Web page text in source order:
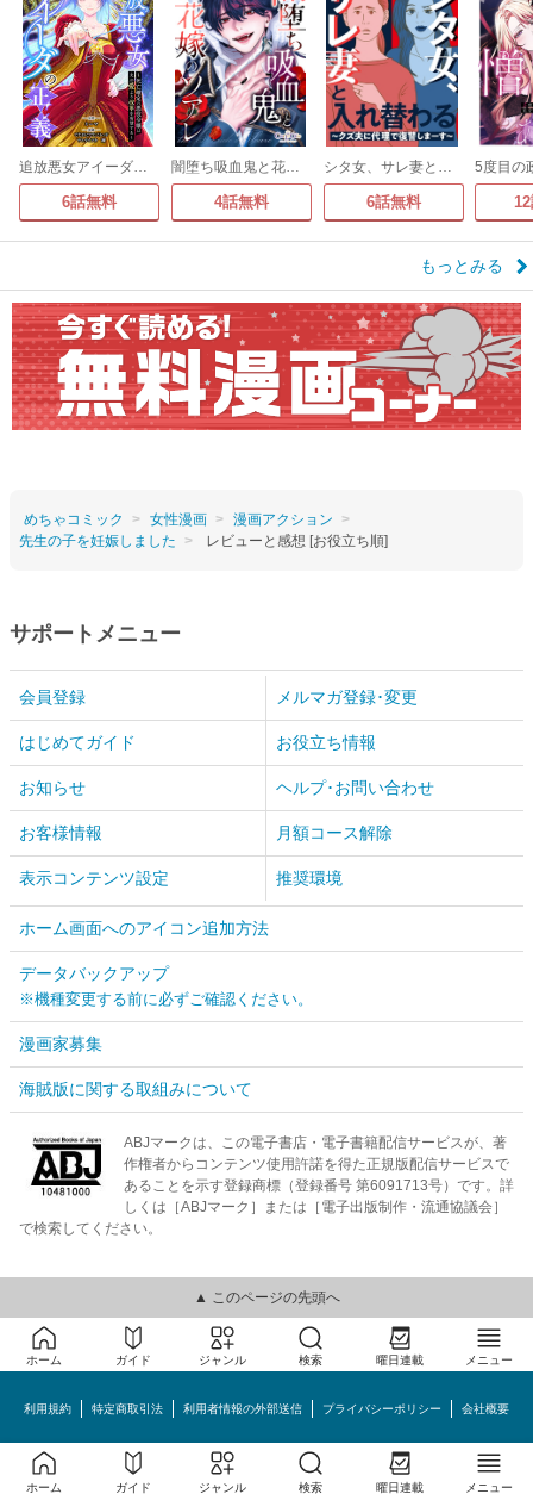
追放悪女アイーダの正義～死亡確定の悪役令嬢は夫の愛より改革を所望する～
6話無料
闇堕ち吸血鬼と花嫁のソアレ
4話無料
シタ女、サレ妻と入れ替わる～クズ夫に代理で復讐しまーす～
6話無料
もっとみる
めちゃコミック 女性漫画
漫画アクション
先生の子を妊娠しました
レビューと感想 [お役立ち順]
サポートメニュー
会員登録 メルマガ登録･変更
はじめてガイド お役立ち情報
お知らせ ヘルプ･お問い合わせ
お客様情報 月額コース解除
表示コンテンツ設定 推奨環境
ホーム画面へのアイコン追加方法
データバックアップ
※機種変更する前に必ずご確認ください。
漫画家募集
海賊版に関する取組みについて
ABJマークは、この電子書店・電子書籍配信サービスが、著
作権者からコンテンツ使用許諾を得た正規版配信サービスで
あることを示す登録商標（登録番号 第6091713号）です。詳
しくは［ABJマーク］または［電子出版制作・流通協議会］
で検索してください。
▲ このページの先頭へ
ホーム ガイド ジャンル 検索 曜日連載 メニュー
利用規約 特定商取引法 利用者情報の外部送信 プライバシーポリシー 会社概要
めちゃコミック©MechaComic, Inc.
ホーム ガイド ジャンル 検索 曜日連載 メニュー